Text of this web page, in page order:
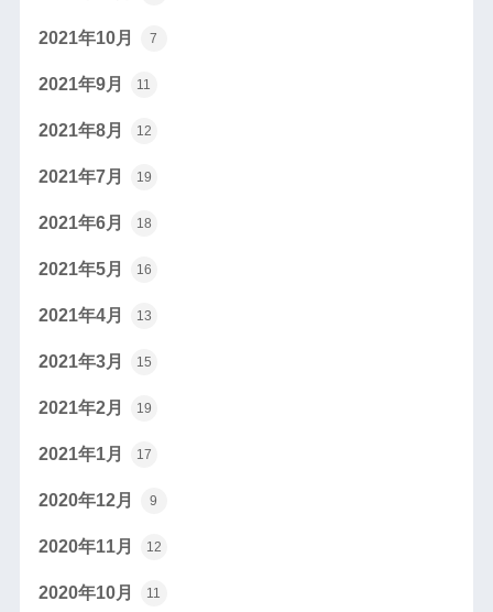
2021年10月 7
2021年9月 11
2021年8月 12
2021年7月 19
2021年6月 18
2021年5月 16
2021年4月 13
2021年3月 15
2021年2月 19
2021年1月 17
2020年12月 9
2020年11月 12
2020年10月 11